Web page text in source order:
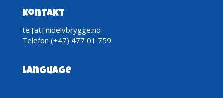
Kontakt
te [at] nidelvbrygge.no
Telefon (+47) 477 01 759
Language